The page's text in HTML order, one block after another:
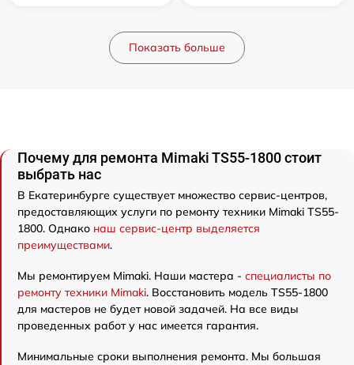
Показать больше
Почему для ремонта Mimaki TS55-1800 стоит
выбрать нас
В Екатеринбурге существует множество сервис-центров,
предоставляющих услуги по ремонту техники Mimaki TS55-
1800. Однако наш сервис-центр выделяется
преимуществами.
Мы ремонтируем Mimaki. Наши мастера - специалисты по
ремонту техники Mimaki. Восстановить модель TS55-1800
для мастеров не будет новой задачей. На все виды
проведенных работ у нас имеется гарантия.
Минимальные сроки выполнения ремонта. Мы большая